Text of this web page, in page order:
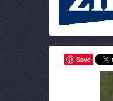
Save